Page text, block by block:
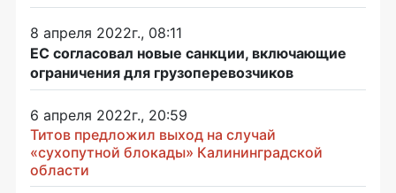
8 апреля 2022г., 08:11
ЕС согласовал новые санкции, включающие
ограничения для грузоперевозчиков
6 апреля 2022г., 20:59
Титов предложил выход на случай
«сухопутной блокады» Калининградской
области